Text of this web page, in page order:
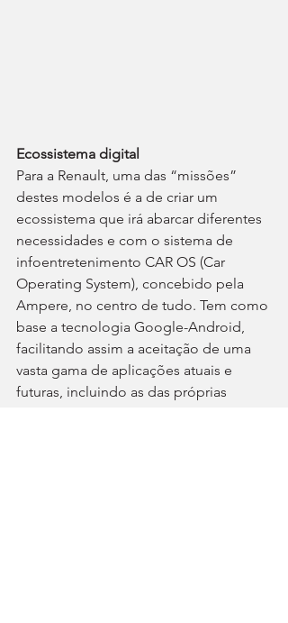
Ecossistema digital
Para a Renault, uma das “missões”
destes modelos é a de criar um
ecossistema que irá abarcar diferentes
necessidades e com o sistema de
infoentretenimento CAR OS (Car
Operating System), concebido pela
Ampere, no centro de tudo. Tem como
base a tecnologia Google-Android,
facilitando assim a aceitação de uma
vasta gama de aplicações atuais e
futuras, incluindo as das próprias